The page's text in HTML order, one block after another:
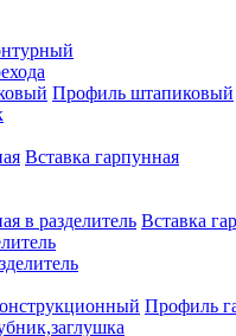
Профиль штапиковый
Вставка гарпунная
Вставка
Профиль